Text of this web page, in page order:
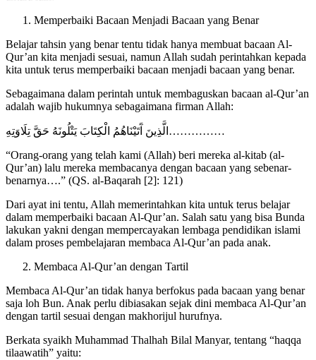
Memperbaiki Bacaan Menjadi Bacaan yang Benar
Belajar tahsin yang benar tentu tidak hanya membuat bacaan Al-
Qur’an kita menjadi sesuai, namun Allah sudah perintahkan kepada
kita untuk terus memperbaiki bacaan menjadi bacaan yang benar.
Sebagaimana dalam perintah untuk membaguskan bacaan al-Qur’an
adalah wajib hukumnya sebagaimana firman Allah:
الَّذِينَ آَتَيْنَاهُمُ الْكِتَابَ يَتْلُونَهُ حَقَّ تِلَاوَتِهِ……………
“Orang-orang yang telah kami (Allah) beri mereka al-kitab (al-
Qur’an) lalu mereka membacanya dengan bacaan yang sebenar-
benarnya….” (QS. al-Baqarah [2]: 121)
Dari ayat ini tentu, Allah memerintahkan kita untuk terus belajar
dalam memperbaiki bacaan Al-Qur’an. Salah satu yang bisa Bunda
lakukan yakni dengan mempercayakan lembaga pendidikan islami
dalam proses pembelajaran membaca Al-Qur’an pada anak.
Membaca Al-Qur’an dengan Tartil
Membaca Al-Qur’an tidak hanya berfokus pada bacaan yang benar
saja loh Bun. Anak perlu dibiasakan sejak dini membaca Al-Qur’an
dengan tartil sesuai dengan makhorijul hurufnya.
Berkata syaikh Muhammad Thalhah Bilal Manyar, tentang “haqqa
tilaawatih” yaitu: